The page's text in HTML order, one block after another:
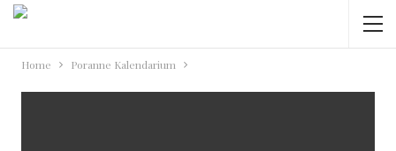
Home Poranne Kalendarium